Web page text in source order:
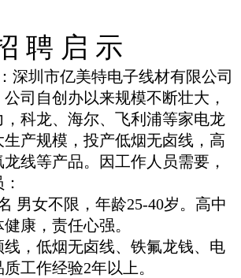
聘 启 示
：深圳 市亿美特电子线材有限公司
公司自创办以来规模不断壮大，
，科龙、海尔、 飞利浦等家电龙
生产规模，投产低烟无卤线 ，高
龙线等产品。因工作人 员需要，
：
男女不限，年龄25-40岁。高中
康， 责任心强。
线 ，低烟无卤线、 铁氟龙钱、 电
质工作经验2年以上。